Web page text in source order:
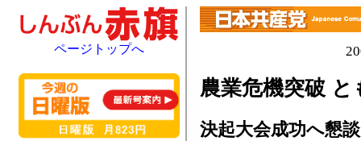
農業危機突破 と
決起大会成功へ懇談
ページトップへ